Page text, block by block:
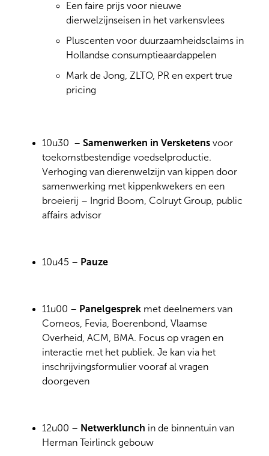
Een faire prijs voor nieuwe
dierwelzijnseisen in het varkensvlees
Pluscenten voor duurzaamheidsclaims in
Hollandse consumptieaardappelen
Mark de Jong, ZLTO, PR en expert true
pricing
10u30 – Samenwerken in Versketens voor
toekomstbestendige voedselproductie.
Verhoging van dierenwelzijn van kippen door
samenwerking met kippenkwekers en een
broeierij – Ingrid Boom, Colruyt Group, public
affairs advisor
10u45 – Pauze
11u00 – Panelgesprek met deelnemers van
Comeos, Fevia, Boerenbond, Vlaamse
Overheid, ACM, BMA. Focus op vragen en
interactie met het publiek. Je kan via het
inschrijvingsformulier vooraf al vragen
doorgeven
12u00 – Netwerklunch in de binnentuin van
Herman Teirlinck gebouw